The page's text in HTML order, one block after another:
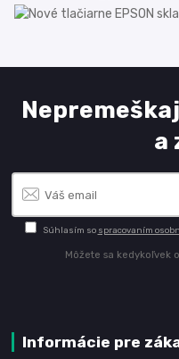
a
Súhlasím so spracovaním
Môžete sa kedykoľvek
Informácie pre